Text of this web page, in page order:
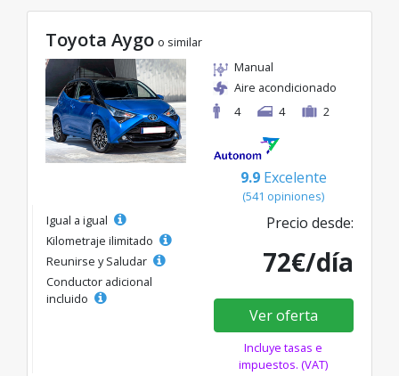
Toyota Aygo o similar
Manual
Aire acondicionado
4
4 2
9.9 Excelente
(541 opiniones)
Igual a igual
Kilometraje ilimitado
Reunirse y Saludar
Conductor adicional
incluido
Precio desde:
72€/día
Ver oferta
Incluye tasas e
impuestos. (VAT)